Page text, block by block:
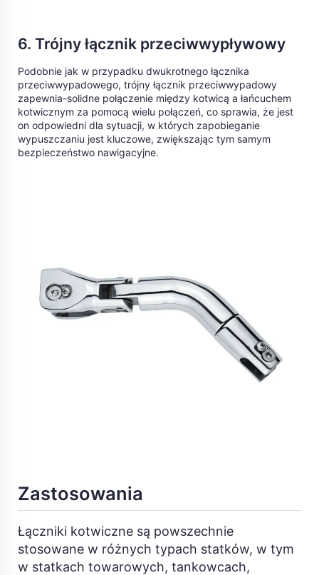
6. Trójny łącznik przeciwwypływowy
Podobnie jak w przypadku dwukrotnego łącznika
przeciwwypadowego, trójny łącznik przeciwwypadowy
zapewnia-solidne połączenie między kotwicą a łańcuchem
kotwicznym za pomocą wielu połączeń, co sprawia, że jest
on odpowiedni dla sytuacji, w których zapobieganie
wypuszczaniu jest kluczowe, zwiększając tym samym
bezpieczeństwo nawigacyjne.
Zastosowania
Łączniki kotwiczne są powszechnie
stosowane w różnych typach statków, w tym
w statkach towarowych, tankowcach,